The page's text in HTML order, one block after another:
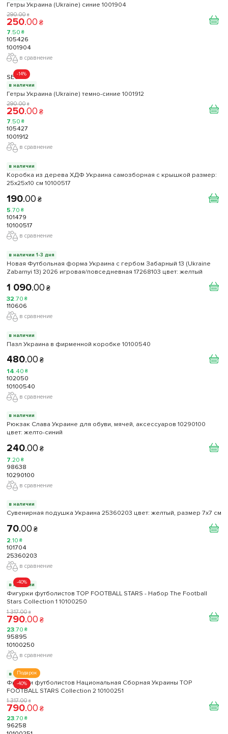
Гетры Украина (Ukraine) синие 1001904
290.00 ₴
250.00 ₴
7.50 ₴
105426
1001904
в сравнение
-14%
SECO
в наличии
Гетры Украина (Ukraine) темно-синие 1001912
290.00 ₴
250.00 ₴
7.50 ₴
105427
1001912
в сравнение
в наличии
Коробка из дерева ХДФ Украина самозборная с крышкой размер:
25х25х10 см 10100517
190.00 ₴
5.70 ₴
101479
10100517
в сравнение
в наличии 1-3 дня
Новая Футбольная форма Украина с гербом Забарный 13 (Ukraine
Zabarnyi 13) 2026 игровая/повседневная 17268103 цвет: желтый
1 090.00 ₴
32.70 ₴
110606
в сравнение
в наличии
Пазл Украина в фирменной коробке 10100540
480.00 ₴
14.40 ₴
102050
10100540
в сравнение
в наличии
Рюкзак Слава Украине для обуви, мячей, аксессуаров 10290100
цвет: желто-синий
240.00 ₴
7.20 ₴
98638
10290100
в сравнение
в наличии
Сувенирная подушка Украина 25360203 цвет: желтый, размер 7x7 см
70.00 ₴
2.10 ₴
101704
25360203
в сравнение
-40%
в наличии
Фигурки футболистов TOP FOOTBALL STARS - Набор The Football
Stars Collection 1 10100250
1 317.00 ₴
790.00 ₴
23.70 ₴
95895
10100250
в сравнение
Подарок
-40%
в наличии
Фигурки футболистов Национальная Сборная Украины TOP
FOOTBALL STARS Collection 2 10100251
1 317.00 ₴
790.00 ₴
23.70 ₴
96258